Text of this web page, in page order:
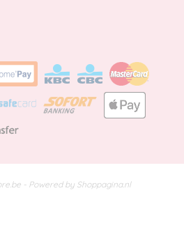
- Powered by Shoppagina.nl